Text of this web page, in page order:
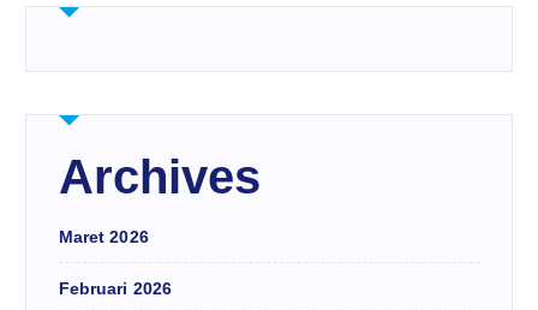
Archives
Maret 2026
Februari 2026